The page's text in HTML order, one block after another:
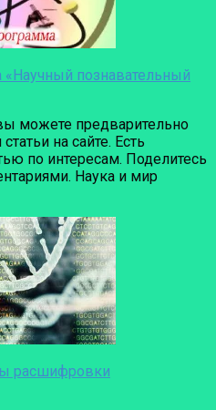
«Научный познавательный
можете предварительно
на сайте. Есть
по интересам. Поделитесь
Наука и мир
расшифровки